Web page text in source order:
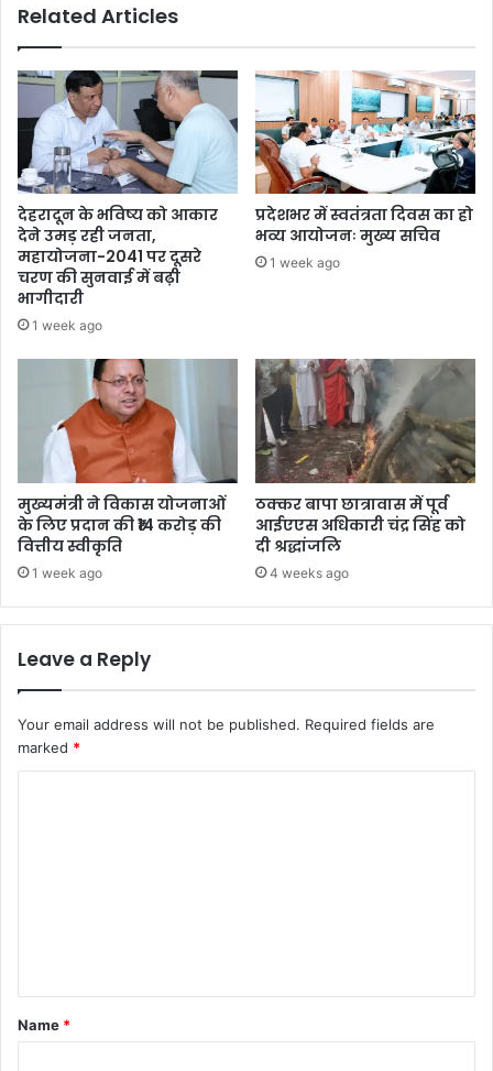
Related Articles
देहरादून के भविष्य को आकार
देने उमड़ रही जनता,
महायोजना-2041 पर दूसरे
चरण की सुनवाई में बढ़ी
भागीदारी
1 week ago
प्रदेशभर में स्वतंत्रता दिवस का हो
भव्य आयोजनः मुख्य सचिव
1 week ago
मुख्यमंत्री ने विकास योजनाओं
के लिए प्रदान की ₹14 करोड़ की
वित्तीय स्वीकृति
1 week ago
ठक्कर बापा छात्रावास में पूर्व
आईएएस अधिकारी चंद्र सिंह को
दी श्रद्धांजलि
4 weeks ago
Leave a Reply
Your email address will not be published. Required fields are
marked *
*
Name *